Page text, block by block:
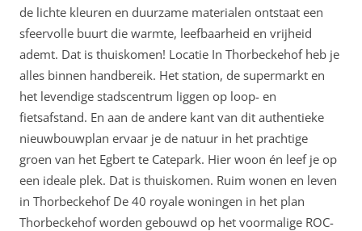
de lichte kleuren en duurzame materialen ontstaat een
sfeervolle buurt die warmte, leefbaarheid en vrijheid
ademt. Dat is thuiskomen! Locatie In Thorbeckehof heb je
alles binnen handbereik. Het station, de supermarkt en
het levendige stadscentrum liggen op loop- en
fietsafstand. En aan de andere kant van dit authentieke
nieuwbouwplan ervaar je de natuur in het prachtige
groen van het Egbert te Catepark. Hier woon én leef je op
een ideale plek. Dat is thuiskomen. Ruim wonen en leven
in Thorbeckehof De 40 royale woningen in het plan
Thorbeckehof worden gebouwd op het voormalige ROC-